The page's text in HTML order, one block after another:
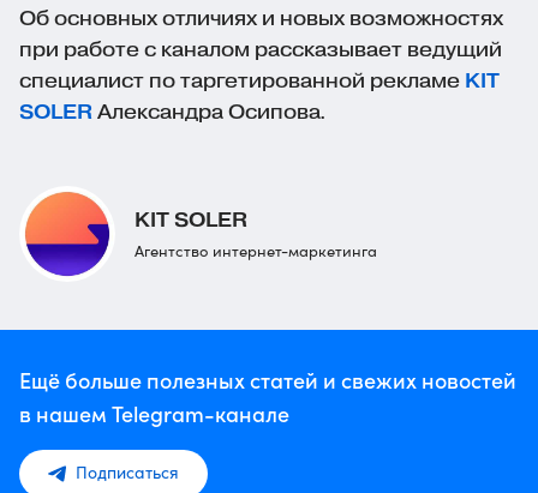
Об основных отличиях и новых возможностях
при работе с каналом рассказывает ведущий
специалист по таргетированной рекламе KIT
SOLER Александра Осипова.
KIT SOLER
Агентство интернет-маркетинга
Ещё больше полезных статей и свежих новостей
в нашем Telegram-канале
Подписаться